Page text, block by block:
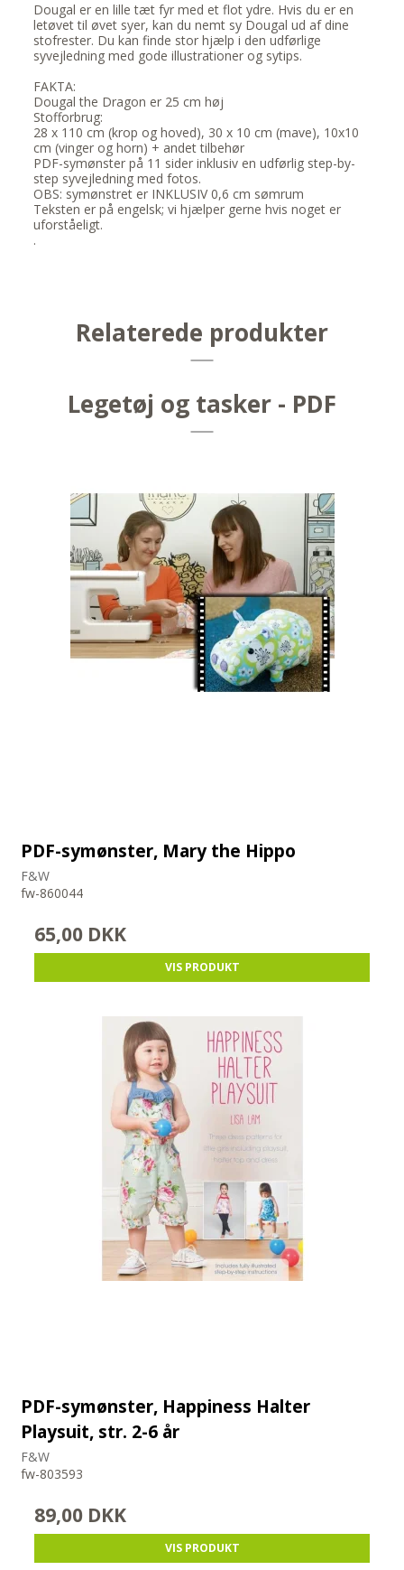
Dougal er en lille tæt fyr med et flot ydre. Hvis du er en
letøvet til øvet syer, kan du nemt sy Dougal ud af dine
stofrester. Du kan finde stor hjælp i den udførlige
syvejledning med gode illustrationer og sytips.
FAKTA:
Dougal the Dragon er 25 cm høj
Stofforbrug:
28 x 110 cm (krop og hoved), 30 x 10 cm (mave), 10x10
cm (vinger og horn) + andet tilbehør
PDF-symønster på 11 sider inklusiv en udførlig step-by-
step syvejledning med fotos.
OBS: symønstret er INKLUSIV 0,6 cm sømrum
Teksten er på engelsk; vi hjælper gerne hvis noget er
uforståeligt.
.
Relaterede produkter
Legetøj og tasker - PDF
PDF-symønster, Mary the Hippo
F&W
fw-860044
65,00 DKK
VIS PRODUKT
PDF-symønster, Happiness Halter
Playsuit, str. 2-6 år
F&W
fw-803593
89,00 DKK
VIS PRODUKT